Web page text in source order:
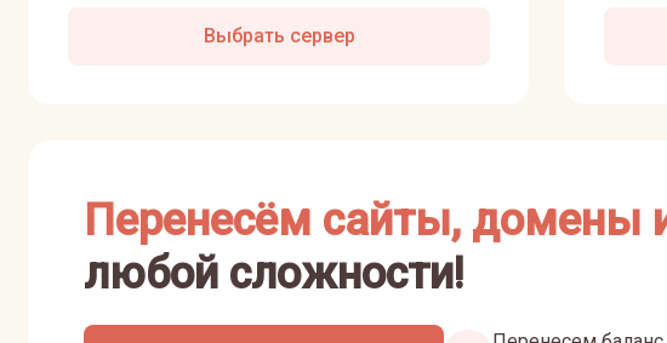
Выбрать сервер
Перенесём сайты, домены
любой сложности!